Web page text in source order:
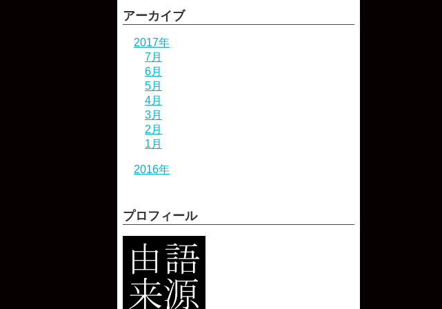
アーカイブ
2017年
7月
6月
5月
4月
3月
2月
1月
2016年
プロフィール